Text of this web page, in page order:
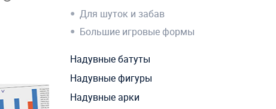
Для шуток и забав
Большие игровые формы
Надувные батуты
Надувные фигуры
Надувные арки